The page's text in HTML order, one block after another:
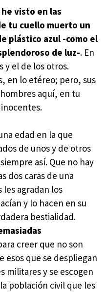
visto en las
tu cuello muerto un
plástico azul -como el
de luz-. En
y el de los otros.
en lo etéreo; pero, sus
aquí, en tu
edad en la que
de unos y de otros
así. Que no hay
dos caras de una
les agradan los
y lo hacen en su
bestialidad.
creer que no son
esos que se despliegan
militares y se escogen
población civil que les